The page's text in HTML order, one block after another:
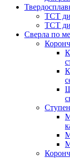
ТСТ
ТСТ
Сверла по